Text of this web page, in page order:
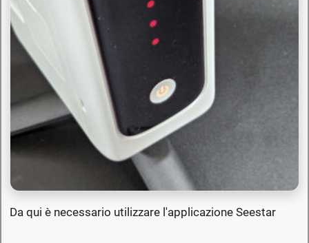
Da qui è necessario utilizzare l'applicazione Seestar